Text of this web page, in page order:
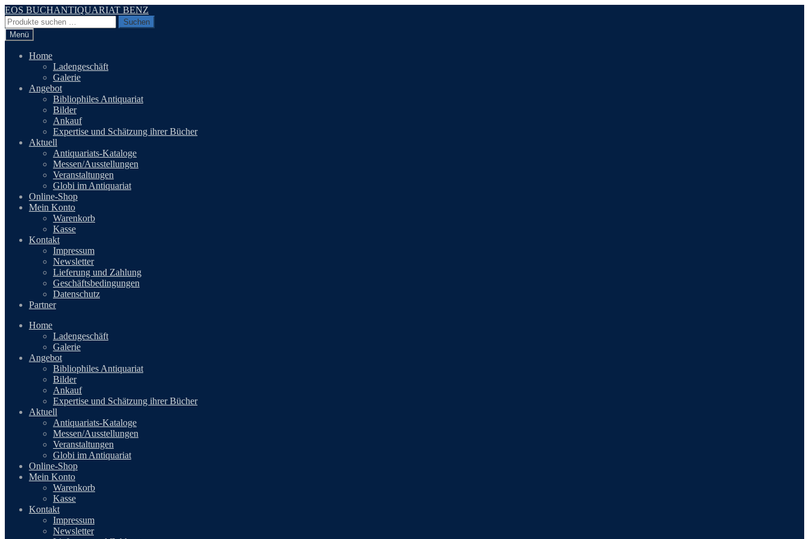
Zur
Navigation
springen
Zum
Inhalt
springen
EOS BUCHANTIQUARIAT BENZ
Suchen
nach:
Suchen
Menü
Home
Ladengeschäft
Galerie
Angebot
Bibliophiles Antiquariat
Bilder
Ankauf
Expertise und Schätzung ihrer Bücher
Aktuell
Antiquariats-Kataloge
Messen/Ausstellungen
Veranstaltungen
Globi im Antiquariat
Online-Shop
Mein Konto
Warenkorb
Kasse
Kontakt
Impressum
Newsletter
Lieferung und Zahlung
Geschäftsbedingungen
Datenschutz
Partner
Home
Ladengeschäft
Galerie
Angebot
Bibliophiles Antiquariat
Bilder
Ankauf
Expertise und Schätzung ihrer Bücher
Aktuell
Antiquariats-Kataloge
Messen/Ausstellungen
Veranstaltungen
Globi im Antiquariat
Online-Shop
Mein Konto
Warenkorb
Kasse
Kontakt
Impressum
Newsletter